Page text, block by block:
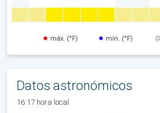
máx. (°F) mín. (°F)
Datos astronómicos
16:17 hora local